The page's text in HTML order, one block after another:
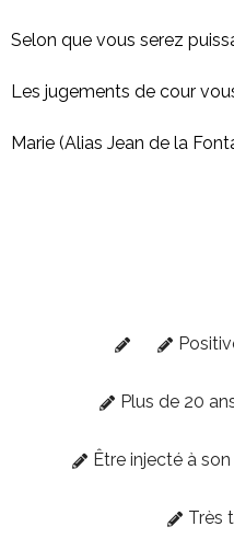
Selon que vous serez
Les jugements de cour
Marie (Alias Jean de la
Plus de 20
Être injecté à
Très